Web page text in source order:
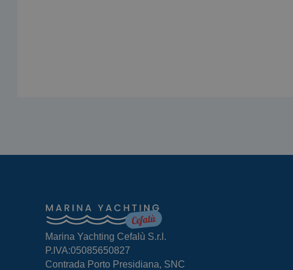
Marina Yachting Cefalù S.r.l.
P.IVA:05085650827
Contrada Porto Presidiana, SNC